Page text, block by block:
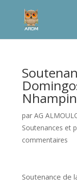
par AG
Soutenances et
commentaires
Soutenance de